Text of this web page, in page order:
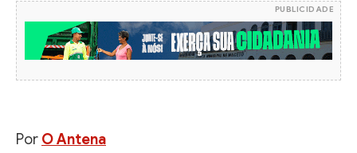
PUBLICIDADE
Por O Antena